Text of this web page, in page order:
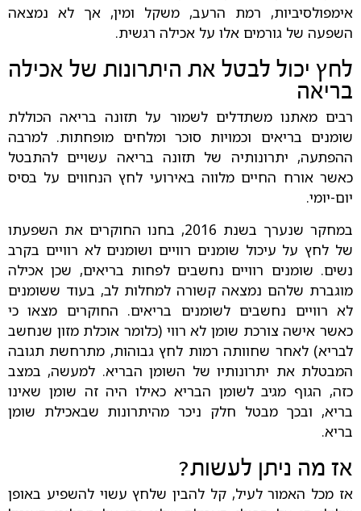
אימפולסיביות, רמת הרעב, משקל ומין, אך לא נמצאה
השפעה של גורמים אלו על אכילה רגשית.
לחץ יכול לבטל את היתרונות של אכילה
בריאה
רבים מאתנו משתדלים לשמור על תזונה בריאה הכוללת
שומנים בריאים וכמויות סוכר ומלחים מופחתות. למרבה
ההפתעה, יתרונותיה של תזונה בריאה עשויים להתבטל
כאשר אורח החיים מלווה באירועי לחץ הנחווים על בסיס
יום-יומי.
במחקר שנערך בשנת 2016, בחנו החוקרים את השפעתו
של לחץ על עיכול שומנים רוויים ושומנים לא רוויים בקרב
נשים. שומנים רוויים נחשבים לפחות בריאים, שכן אכילה
מוגברת שלהם נמצאה קשורה למחלות לב, בעוד ששומנים
לא רוויים נחשבים לשומנים בריאים. החוקרים מצאו כי
כאשר אישה צורכת שומן לא רווי (כלומר אוכלת מזון שנחשב
לבריא) לאחר שחוותה רמות לחץ גבוהות, מתרחשת תגובה
המבטלת את יתרונותיו של השומן הבריא. למעשה, במצב
כזה, הגוף מגיב לשומן הבריא כאילו היה זה שומן שאינו
בריא, ובכך מבטל חלק ניכר מהיתרונות שבאכילת שומן
בריא.
אז מה ניתן לעשות?
אז מכל האמור לעיל, קל להבין שלחץ עשוי להשפיע באופן